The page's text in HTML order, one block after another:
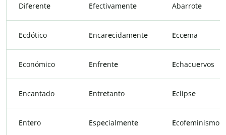
Diferente Efectivamente Abarrote
Ecdótico Encarecidamente Eccema
Económico Enfrente Echacuervos
Encantado Entretanto Eclipse
Entero Especialmente Ecofeminismo